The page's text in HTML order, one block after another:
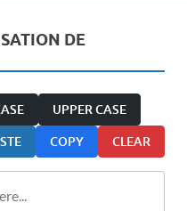
DE
UPPER CASE
COPY CLEAR